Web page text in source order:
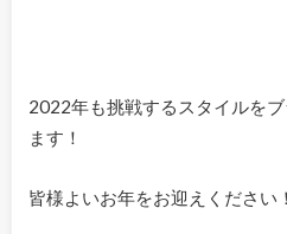
2022年も挑戦するスタイルを
ます！
皆様よいお年をお迎えください！